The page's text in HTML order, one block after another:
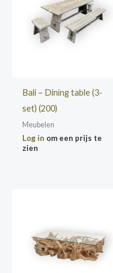
Bali – Dining table (3-
set) (200)
Meubelen
Log in om een prijs te
zien